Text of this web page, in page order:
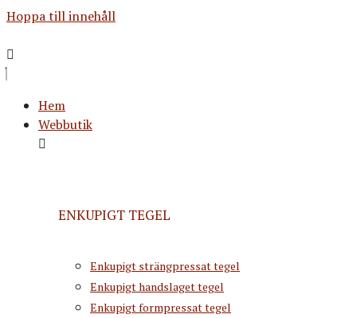
Hoppa till innehåll
Hem
Webbutik
ENKUPIGT TEGEL
Enkupigt strängpressat tegel
Enkupigt handslaget tegel
Enkupigt formpressat tegel